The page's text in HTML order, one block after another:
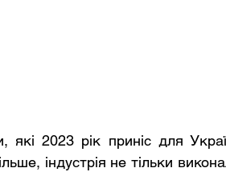
які 2023 рік приніс для
індустрія не тільки